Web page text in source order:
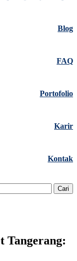
Blog
FAQ
Portofolio
Karir
Kontak
Tangerang: